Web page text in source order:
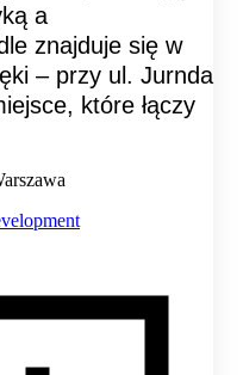
a
znajduje się w
– przy ul. Jurnda
które łączy